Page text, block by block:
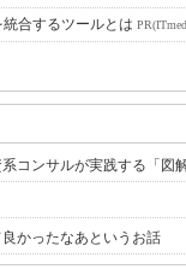
合するツールとは
コンサルが実践する「図
かったなあというお話